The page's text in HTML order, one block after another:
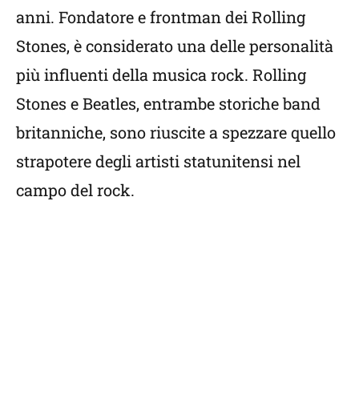
anni. Fondatore e frontman dei Rolling
Stones, è considerato una delle personalità
più influenti della musica rock. Rolling
Stones e Beatles, entrambe storiche band
britanniche, sono riuscite a spezzare quello
strapotere degli artisti statunitensi nel
campo del rock.